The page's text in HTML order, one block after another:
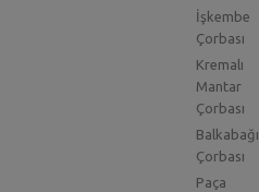
İşkembe
Çorbası
Kremalı
Mantar
Çorbası
Balkabağı
Çorbası
Paça